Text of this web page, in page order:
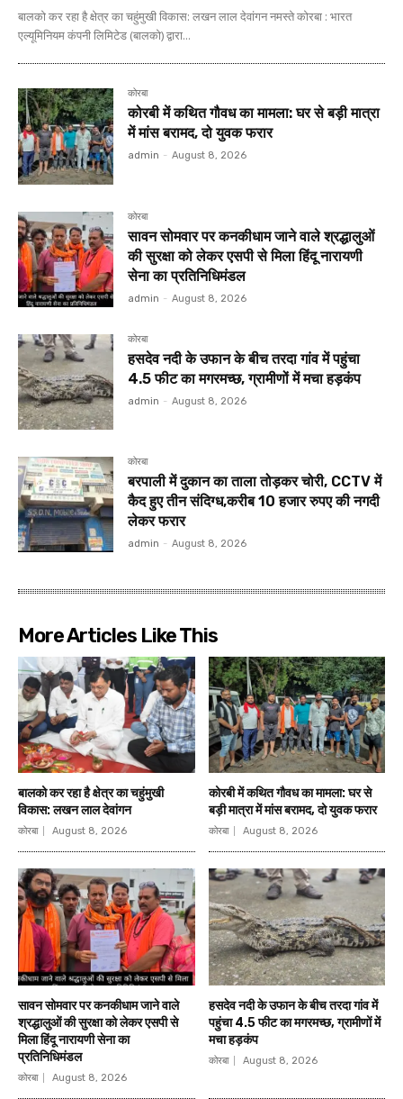
बालको कर रहा है क्षेत्र का चहुंमुखी विकास: लखन लाल देवांगन नमस्ते कोरबा : भारत
एल्यूमिनियम कंपनी लिमिटेड (बालको) द्वारा...
कोरबा
कोरबी में कथित गौवध का मामला: घर से बड़ी मात्रा
में मांस बरामद, दो युवक फरार
admin - August 8, 2026
कोरबा
सावन सोमवार पर कनकीधाम जाने वाले श्रद्धालुओं
की सुरक्षा को लेकर एसपी से मिला हिंदू नारायणी
सेना का प्रतिनिधिमंडल
admin - August 8, 2026
कोरबा
हसदेव नदी के उफान के बीच तरदा गांव में पहुंचा
4.5 फीट का मगरमच्छ, ग्रामीणों में मचा हड़कंप
admin - August 8, 2026
कोरबा
बरपाली में दुकान का ताला तोड़कर चोरी, CCTV में
कैद हुए तीन संदिग्ध,करीब 10 हजार रुपए की नगदी
लेकर फरार
admin - August 8, 2026
More Articles Like This
बालको कर रहा है क्षेत्र का चहुंमुखी
विकास: लखन लाल देवांगन
कोरबा August 8, 2026
कोरबी में कथित गौवध का मामला: घर से
बड़ी मात्रा में मांस बरामद, दो युवक फरार
कोरबा August 8, 2026
सावन सोमवार पर कनकीधाम जाने वाले
श्रद्धालुओं की सुरक्षा को लेकर एसपी से
मिला हिंदू नारायणी सेना का
प्रतिनिधिमंडल
कोरबा August 8, 2026
हसदेव नदी के उफान के बीच तरदा गांव में
पहुंचा 4.5 फीट का मगरमच्छ, ग्रामीणों में
मचा हड़कंप
कोरबा August 8, 2026